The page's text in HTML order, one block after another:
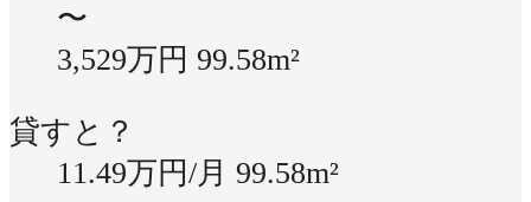
〜
3,529万円 99.58m²
貸すと？
11.49万円/月 99.58m²